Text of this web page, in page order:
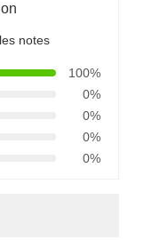
notes
100%
0%
0%
0%
0%